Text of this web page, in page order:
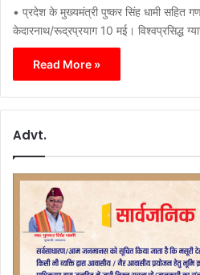
• प्रदेश के मुख्यमंत्री पुष्कर सिंह धामी सहित
केदारनाथ/रूद्रप्रयाग 10 मई। विश्वप्रसिद्ध
Read More »
Advt.